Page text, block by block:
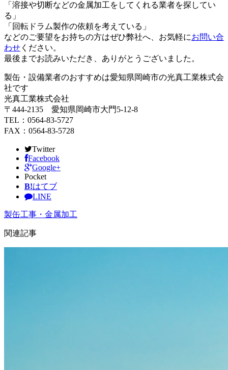
「溶接や切断などの金属加工をしてくれる業者を探してい
る」
「回転ドラム製作の依頼を考えている」
などのご要望をお持ちの方はぜひ弊社へ、お気軽にお問い合
わせ ください。
最後までお読みいただき、ありがとうございました。
製缶・設備業者のおすすめは愛知県岡崎市の光真工業株式会
社です
光真工業株式会社
〒444-2135 愛知県岡崎市大門5-12-8
TEL：0564-83-5727
FAX：0564-83-5728
Twitter
Facebook
Google+
Pocket
B!はてブ
LINE
製缶工事・金属加工
関連記事